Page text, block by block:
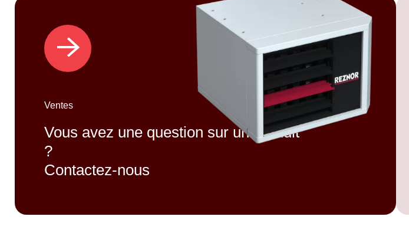
Ventes
Vous avez une question sur un produit
?
Contactez-nous